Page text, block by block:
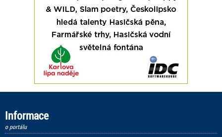
Informace
o portálu